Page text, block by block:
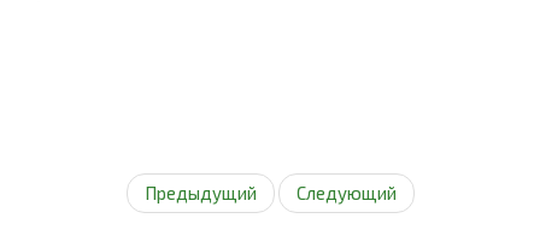
Предыдущий Следующий